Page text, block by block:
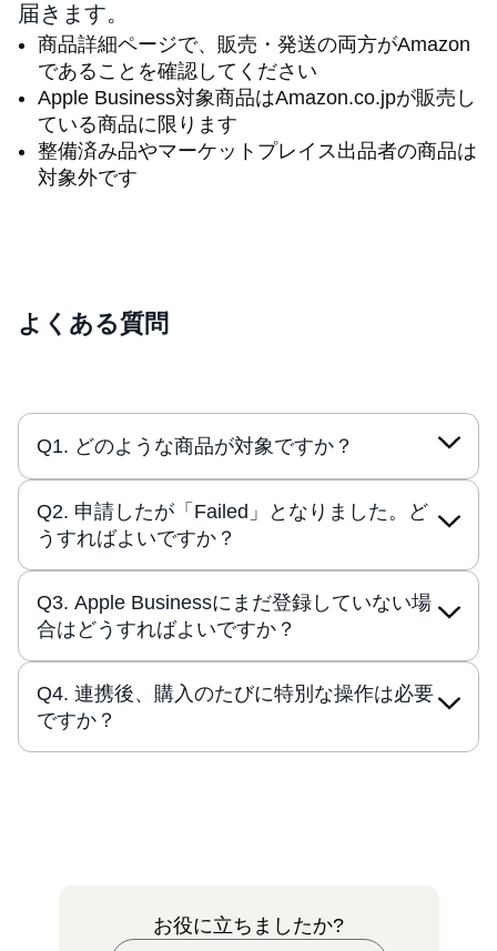
届きます。
商品詳細ページで、販売・発送の両方がAmazon
であることを確認してください
Apple Business対象商品はAmazon.co.jpが販売し
ている商品に限ります
整備済み品やマーケットプレイス出品者の商品は
対象外です
よくある質問
Q1. どのような商品が対象ですか？
Q2. 申請したが「Failed」となりました。ど
うすればよいですか？
Q3. Apple Businessにまだ登録していない場
合はどうすればよいですか？
Q4. 連携後、購入のたびに特別な操作は必要
ですか？
お役に立ちましたか?